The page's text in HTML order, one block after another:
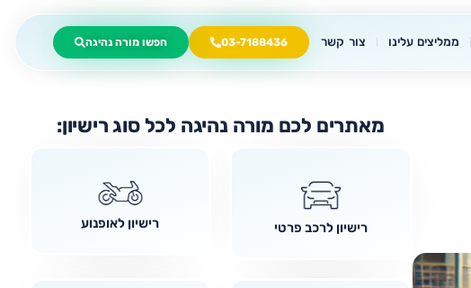
ממליצים עלינו צור קשר 03-7188436 חפשו מורה נהיגה
מאתרים לכם מורה נהיגה לכל סוג רישיון:
רישיון לרכב פרטי רישיון לאופנוע